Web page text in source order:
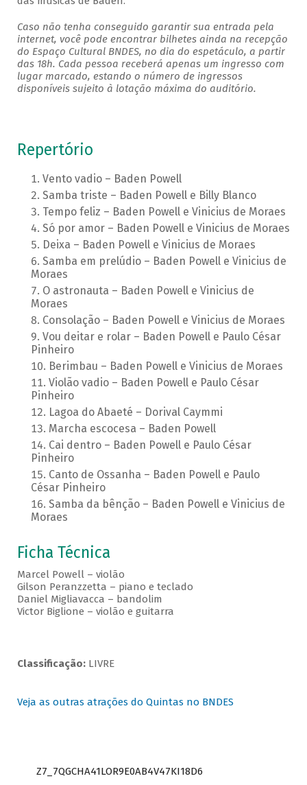
Caso não tenha conseguido garantir sua entrada pela
internet, você pode encontrar bilhetes ainda na recepção
do Espaço Cultural BNDES, no dia do espetáculo, a partir
das 18h. Cada pessoa receberá apenas um ingresso com
lugar marcado, estando o número de ingressos
disponíveis sujeito à lotação máxima do auditório.
Repertório
Vento vadio – Baden Powell
Samba triste – Baden Powell e Billy Blanco
Tempo feliz – Baden Powell e Vinicius de Moraes
Só por amor – Baden Powell e Vinicius de Moraes
Deixa – Baden Powell e Vinicius de Moraes
Samba em prelúdio – Baden Powell e Vinicius de
Moraes
O astronauta – Baden Powell e Vinicius de
Moraes
Consolação – Baden Powell e Vinicius de Moraes
Vou deitar e rolar – Baden Powell e Paulo César
Pinheiro
Berimbau – Baden Powell e Vinicius de Moraes
Violão vadio – Baden Powell e Paulo César
Pinheiro
Lagoa do Abaeté – Dorival Caymmi
Marcha escocesa – Baden Powell
Cai dentro – Baden Powell e Paulo César
Pinheiro
Canto de Ossanha – Baden Powell e Paulo
César Pinheiro
Samba da bênção – Baden Powell e Vinicius de
Moraes
Ficha Técnica
Marcel Powell – violão
Gilson Peranzzetta – piano e teclado
Daniel Migliavacca – bandolim
Victor Biglione – violão e guitarra
Classificação: LIVRE
Veja as outras atrações do Quintas no BNDES
Z7_7QGCHA41LOR9E0AB4V47KI18D6